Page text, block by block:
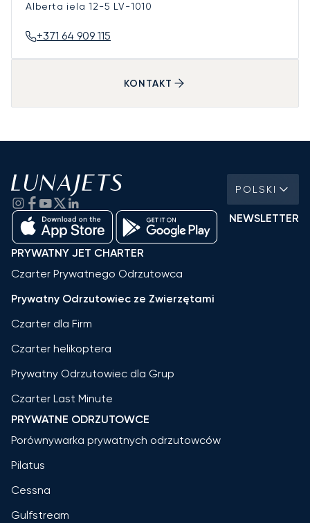
Alberta iela 12-5 LV-1010
+371 64 909 115
KONTAKT
POLSKI
NEWSLETTER
PRYWATNY JET CHARTER
Czarter Prywatnego Odrzutowca
Prywatny Odrzutowiec ze Zwierzętami
Czarter dla Firm
Czarter helikoptera
Prywatny Odrzutowiec dla Grup
Czarter Last Minute
PRYWATNE ODRZUTOWCE
Porównywarka prywatnych odrzutowców
Pilatus
Cessna
Gulfstream